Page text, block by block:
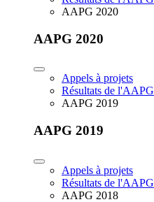
AAPG 2020
AAPG 2020
Appels à projets
Résultats de l'AAPG
AAPG 2019
AAPG 2019
Appels à projets
Résultats de l'AAPG
AAPG 2018